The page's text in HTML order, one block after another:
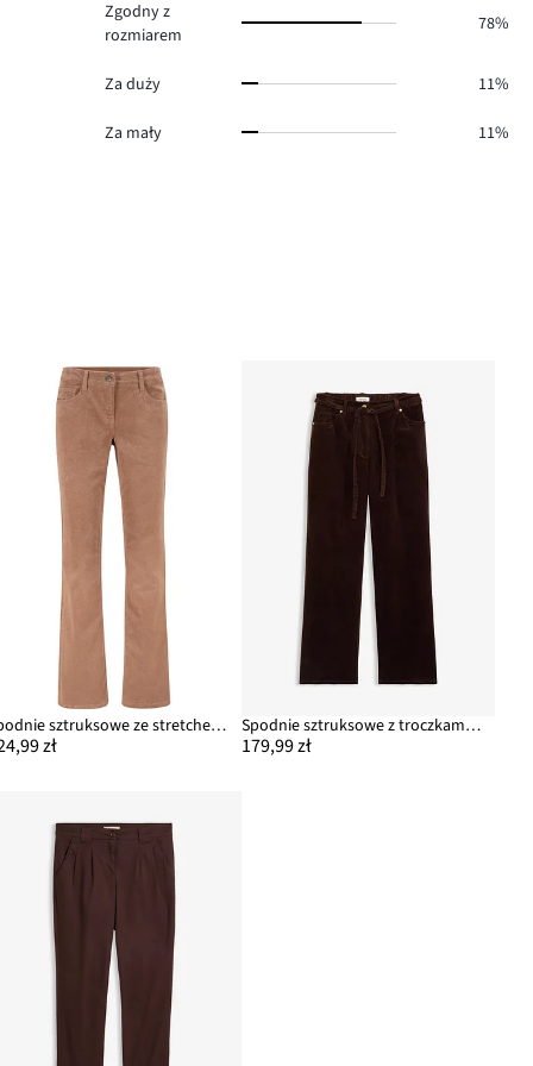
Zgodny z
rozmiarem
78%
Za duży 11%
Za mały 11%
Spodnie sztruksowe ze stretchem o kroju bootcut
zł
Spodnie sztruksowe z troczkami i szerokimi nogawkami
179,99 zł